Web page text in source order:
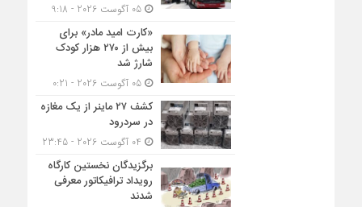
05 آگوست 2026 - 9:18
«کارت امید مادر» برای
بیش از ۲۷۰ هزار کودک
شارژ شد
05 آگوست 2026 - 0:21
کشف ۲۷ ماینر از یک مغازه
در سردرود
برگزیدگان نخستین کارگاه
رویداد ترافیکاتور معرفی
شدند